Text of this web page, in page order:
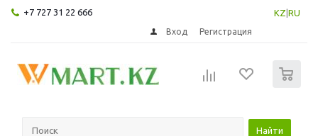
+7 727 31 22 666 KZ RU
Вход Регистрация
Найти